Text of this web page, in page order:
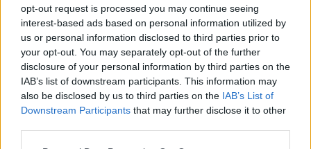
opt-out request is processed you may continue seeing
interest-based ads based on personal information utilized by
us or personal information disclosed to third parties prior to
your opt-out. You may separately opt-out of the further
disclosure of your personal information by third parties on the
IAB’s list of downstream participants. This information may
also be disclosed by us to third parties on the IAB’s List of
Downstream Participants that may further disclose it to other